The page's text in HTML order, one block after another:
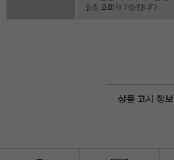
상품 고시 정보